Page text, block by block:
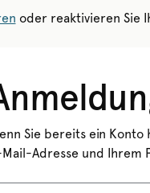
oder reaktivieren Sie
Sie bereits ein
Adresse und Ihrem